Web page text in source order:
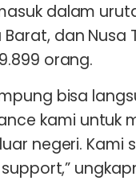
dalam
dan Nusa
orang.
bisa
kami untuk
negeri. Kami